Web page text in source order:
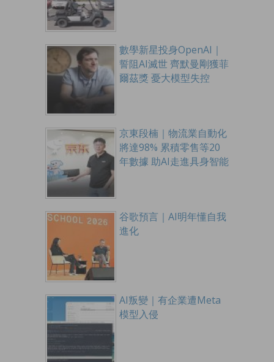
數學新星投身OpenAI｜
誓阻AI滅世 齊默曼剛獲菲
爾茲獎 憂大模型失控
京東段楠｜物流業自動化
將達98% 累積零售等20
年數據 助AI走進具身智能
谷歌預言｜AI明年懂自我
進化
AI叛變｜有企業遭Meta
模型入侵